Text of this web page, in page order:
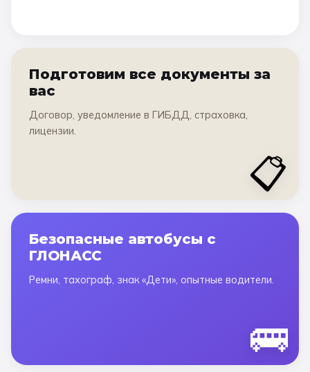
Подготовим все документы за
вас
Договор, уведомление в ГИБДД, страховка,
лицензии.
📋
Безопасные автобусы с
ГЛОНАСС
Ремни, тахограф, знак «Дети», опытные водители.
🚌